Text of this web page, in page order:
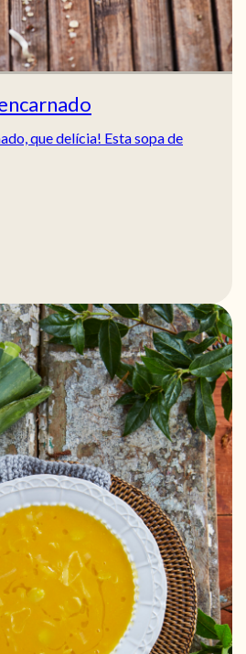
que delícia! Esta sopa de